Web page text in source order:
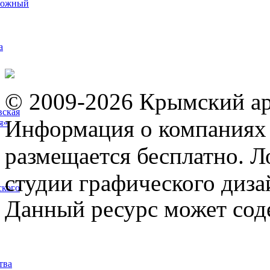
© 2009-2026 Крымский
Информация о компаниях
размещается бесплатно.
студии графического
Данный ресурс может